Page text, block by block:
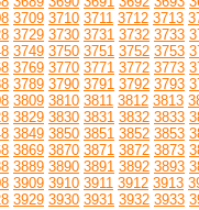
3709 3710 3711 3712 3713
3729 3730 3731 3732 3733
3749 3750 3751 3752 3753
3769 3770 3771 3772 3773
3789 3790 3791 3792 3793
3809 3810 3811 3812 3813
3829 3830 3831 3832 3833
3849 3850 3851 3852 3853
3869 3870 3871 3872 3873
3889 3890 3891 3892 3893
3909 3910 3911 3912 3913
3929 3930 3931 3932 3933